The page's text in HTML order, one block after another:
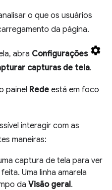
o que os usuários
da página.
abra Configurações
capturas de tela.
painel Rede está em foco
interagir com as
maneiras:
captura de tela para ver
Uma linha amarela
da Visão geral.